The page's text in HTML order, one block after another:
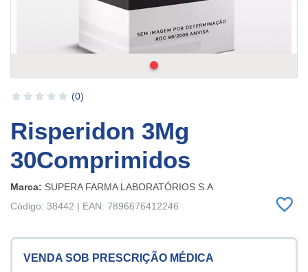
(0)
Risperidon 3Mg
30Comprimidos
Marca: SUPERA FARMA LABORATÓRIOS S.A
Código: 38442 | EAN: 7896676412246
VENDA SOB PRESCRIÇÃO MÉDICA